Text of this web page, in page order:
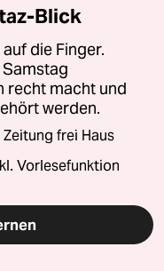
Blick
die Finger.
recht macht und
werden.
frei Haus
Vorlesefunktion